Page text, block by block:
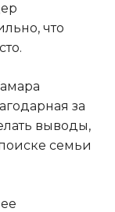
что
за
выводы,
семьи